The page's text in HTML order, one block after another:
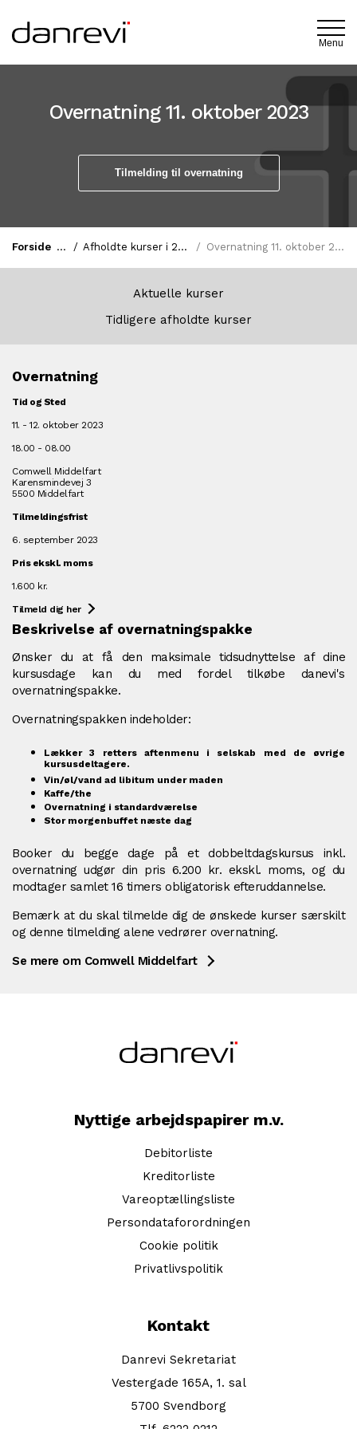
Menu
Overnatning 11. oktober 2023
Tilmelding til overnatning
Forside Afholdte kurser i 2023 Overnatning 11. oktober 2023
Aktuelle kurser
Tidligere afholdte kurser
Overnatning
Tid og Sted
11. - 12. oktober 2023
18.00 - 08.00
Comwell Middelfart
Karensmindevej 3
5500 Middelfart
Tilmeldingsfrist
6. september 2023
Pris ekskl. moms
1.600 kr.
Tilmeld dig her
Beskrivelse af overnatningspakke
Ønsker du at få den maksimale tidsudnyttelse af dine
kursusdage kan du med fordel tilkøbe danevi's
overnatningspakke.
Overnatningspakken indeholder:
Lækker 3 retters aftenmenu i selskab med de øvrige
kursusdeltagere.
Vin/øl/vand ad libitum under maden
Kaffe/the
Overnatning i standardværelse
Stor morgenbuffet næste dag
Booker du begge dage på et dobbeltdagskursus inkl.
overnatning udgør din pris 6.200 kr. ekskl. moms, og du
modtager samlet 16 timers obligatorisk efteruddannelse.
Bemærk at du skal tilmelde dig de ønskede kurser særskilt
og denne tilmelding alene vedrører overnatning.
Se mere om Comwell Middelfart
Nyttige arbejdspapirer m.v.
Debitorliste
Kreditorliste
Vareoptællingsliste
Persondataforordningen
Cookie politik
Privatlivspolitik
Kontakt
Danrevi Sekretariat
Vestergade 165A, 1. sal
5700 Svendborg